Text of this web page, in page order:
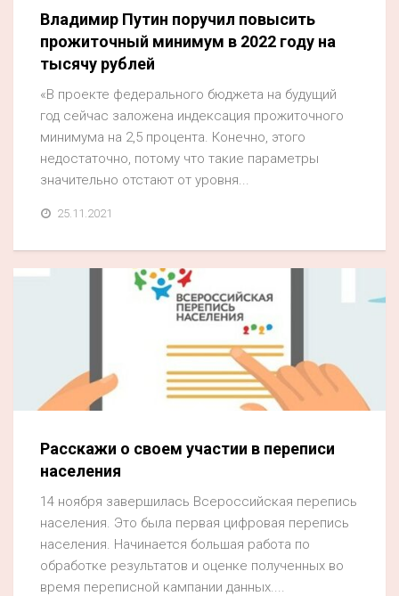
Владимир Путин поручил повысить
прожиточный минимум в 2022 году на
тысячу рублей
«В проекте федерального бюджета на будущий
год сейчас заложена индексация прожиточного
минимума на 2,5 процента. Конечно, этого
недостаточно, потому что такие параметры
значительно отстают от уровня...
25.11.2021
Расскажи о своем участии в переписи
населения
14 ноября завершилась Всероссийская перепись
населения. Это была первая цифровая перепись
населения. Начинается большая работа по
обработке результатов и оценке полученных во
время переписной кампании данных....